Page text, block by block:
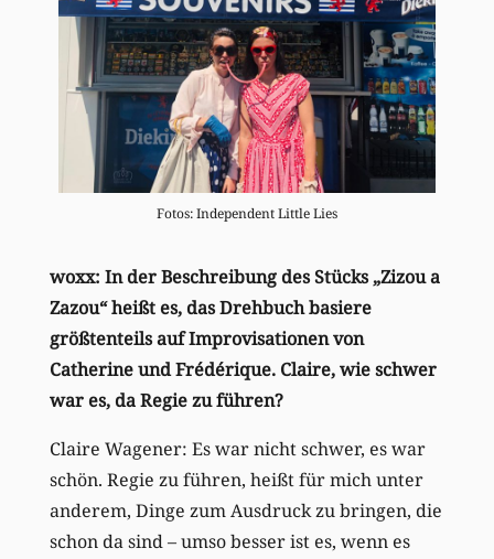
Fotos: Independent Little Lies
woxx: In der Beschreibung des Stücks „Zizou a
Zazou“ heißt es, das Drehbuch basiere
größtenteils auf Improvisationen von
Catherine und Frédérique. Claire, wie schwer
war es, da Regie zu führen?
Claire Wagener: Es war nicht schwer, es war
schön. Regie zu führen, heißt für mich unter
anderem, Dinge zum Ausdruck zu bringen, die
schon da sind – umso besser ist es, wenn es